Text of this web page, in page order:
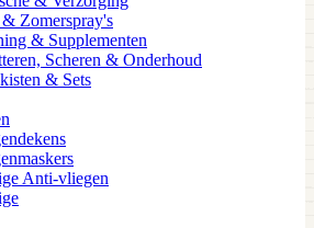
Zomerspray's
& Supplementen
Scheren & Onderhoud
& Sets
Anti-vliegen